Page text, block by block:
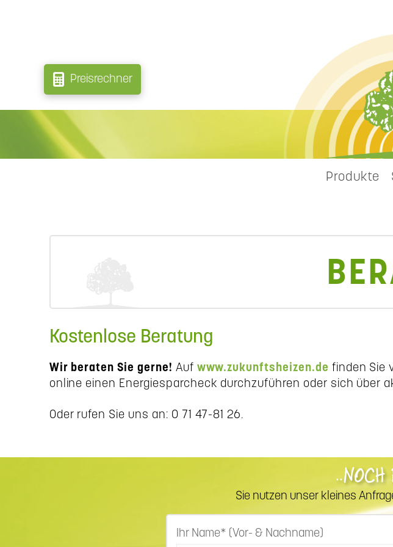
Preisrechner
Produkte
Kostenlose Beratung
Wir beraten Sie gerne! Auf www.zukunftsheizen.de finden Sie
online einen Energiesparcheck durchzuführen oder sich über
Oder rufen Sie uns an: 0 71 47-81 26.
Sie nutzen unser kleines
Ihr Name* (Vor- & Nachname)